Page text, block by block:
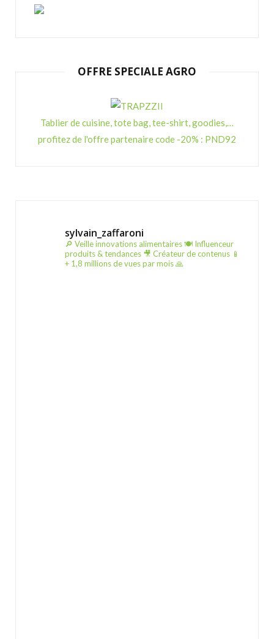
OFFRE SPECIALE AGRO
Tablier de cuisine, tote bag, tee-shirt, goodies,…
profitez de l'offre partenaire code -20% : PND92
sylvain_zaffaroni
🔎 Veille innovations alimentaires🍽️ Influenceur
produits & tendances 🎥 Créateur de contenus 📱
+ 1,8 millions de vues par mois 🙏